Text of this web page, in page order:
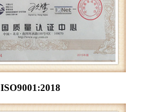
ISO9001:2018